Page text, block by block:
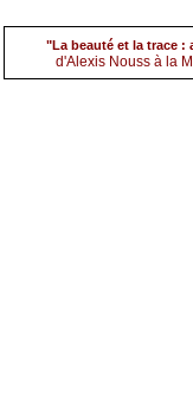
(5) Alexis Nouss par
"La beauté et la trace :
d'Alexis Nouss à la